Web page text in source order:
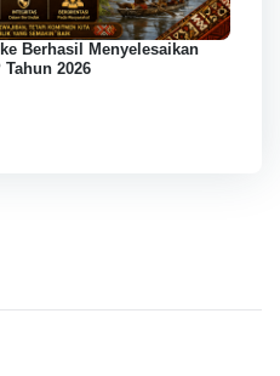
Berhasil Menyelesaikan
2026